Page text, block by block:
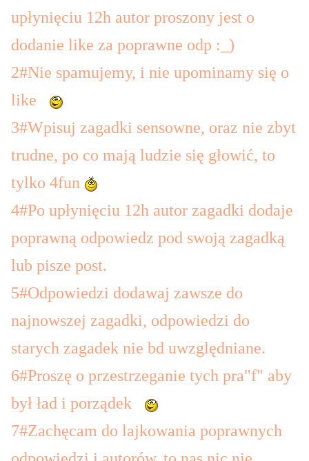
upłynięciu 12h autor proszony jest o
dodanie like za poprawne odp :_)
2#Nie spamujemy, i nie upominamy się o
like
3#Wpisuj zagadki sensowne, oraz nie zbyt
trudne, po co mają ludzie się głowić, to
tylko 4fun
4#Po upłynięciu 12h autor zagadki dodaje
poprawną odpowiedz pod swoją zagadką
lub pisze post.
5#Odpowiedzi dodawaj zawsze do
najnowszej zagadki, odpowiedzi do
starych zagadek nie bd uwzględniane.
6#Proszę o przestrzeganie tych pra"f" aby
był ład i porządek
7#Zachęcam do lajkowania poprawnych